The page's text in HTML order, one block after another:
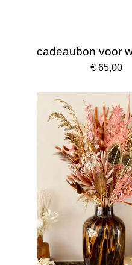
cadeaubon voor
€ 65,00